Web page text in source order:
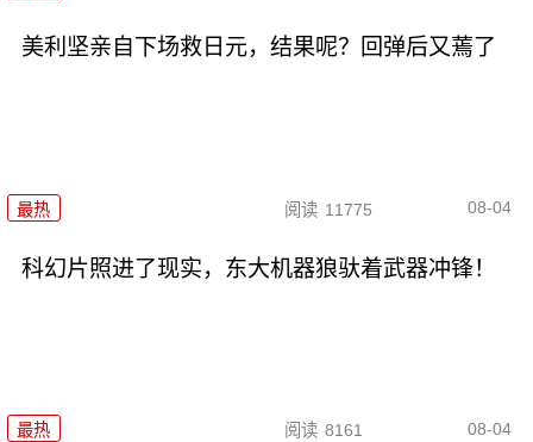
美利坚亲自下场救日元，结果呢？回弹后又蔫了
最热 阅读 11775 08-04
科幻片照进了现实，东大机器狼驮着武器冲锋！
最热 阅读 8161 08-04